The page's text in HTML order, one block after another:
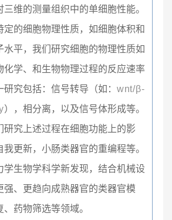
维的测量组织中的单细胞性能。
定的细胞物理性质，如细胞体积和
水平，我们研究细胞的物理性质如
化学、和生物物理过程的反应速率
究包括：信号转导（如： wnt/β-
），相分离，以及信号体形成等。
研究上述过程在细胞功能上的影
更新，小肠类器官的重编程等。
学生物学科学新发现，结合机械设
强、更趋向成熟器官的类器官模
药物筛选等领域。